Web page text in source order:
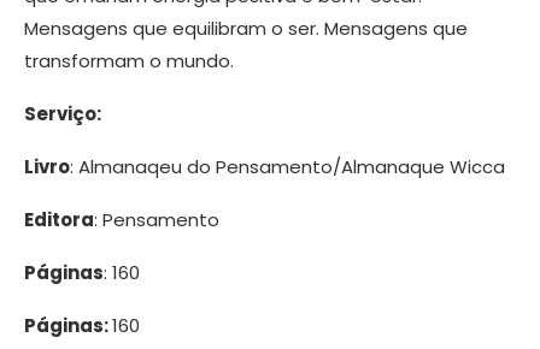
Mensagens que equilibram o ser. Mensagens que
transformam o mundo.
Serviço:
Livro: Almanaqeu do Pensamento/Almanaque Wicca
Editora: Pensamento
Páginas: 160
Páginas:160